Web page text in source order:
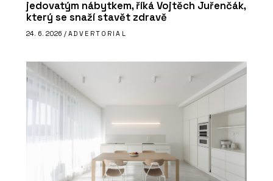
jedovatým nábytkem, říká Vojtěch Juřenčák,
který se snaží stavět zdravě
24. 6. 2026 / ADVERTORIAL